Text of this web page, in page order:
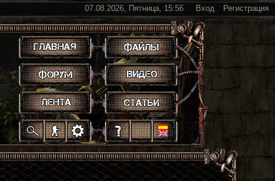
Вход Регистрация
07.08.2026, Пятница, 15:56
.
.
.
.
.
.
. . . . .